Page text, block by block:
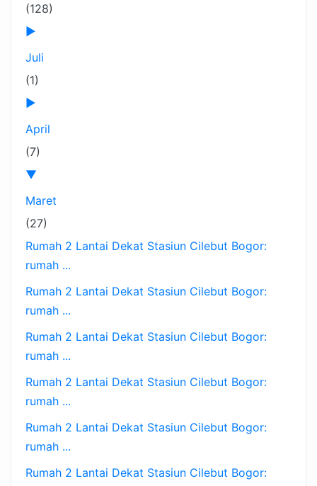
(128)
►
Juli
(1)
►
April
(7)
▼
Maret
(27)
Rumah 2 Lantai Dekat Stasiun Cilebut Bogor:
rumah ...
Rumah 2 Lantai Dekat Stasiun Cilebut Bogor:
rumah ...
Rumah 2 Lantai Dekat Stasiun Cilebut Bogor:
rumah ...
Rumah 2 Lantai Dekat Stasiun Cilebut Bogor:
rumah ...
Rumah 2 Lantai Dekat Stasiun Cilebut Bogor:
rumah ...
Rumah 2 Lantai Dekat Stasiun Cilebut Bogor: